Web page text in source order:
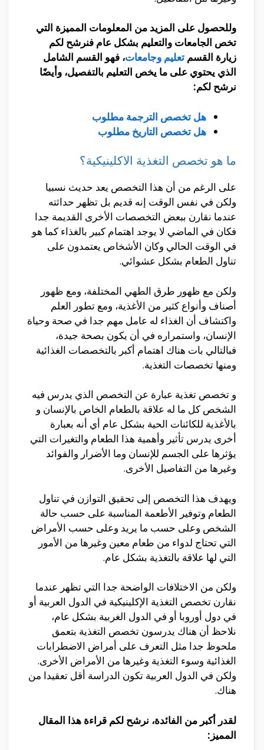
وللحصول على المزيد من المعلومات المميزة التي
تخص الجامعات والتعليم بشكل عام فنرشح لكم
زيارة القسم تعليم وجامعات، فهو القسم الشامل
الذي يحتوي على ما يخص التعليم بالتفصيل، وأيضًا
نرشح لكم:
هل تخصص الترجمة مطلوب
هل تخصص التاريخ مطلوب
ما هو تخصص التغذية الاكلينيكية؟
على الرغم من أن هذا التخصص يعد حديث نسبيا
ولكن في نفس الوقت إنه قديم بل تظهر حداثته
عندما نقارن ببعض التخصصات الأخرى القديمة جدا
فكان في الماضي لا يوجد اهتمام كبير بالغذاء كما هو
في الوقت الحالي وكان الأشخاص يعتمدون على
تناول الطعام بشكل عشوائي.
ولكن مع ظهور طرق الطهي المختلفة، ومع ظهور
أصناف وأنواع كثير من الأغذية، ومع تطور العلم
واكتشاف أن الغذاء له عامل مهم جدا في صحة وحياة
الإنسان، واستمراره في أن يكون بصحة جيدة،
فبالتالي بات هناك اهتمام أكبر بالتخصصات الغذائية
ومنها تخصصات التغذية.
و تخصص تغذية عبارة عن التخصص الذي يدرس فيه
الشخص كل ما له علاقة بالطعام الخاص بالإنسان و
بالأغذية للكائنات الحية بشكل عام أي أنه بعبارة
أخرى يدرس تأثير وأهمية هذا الطعام والتغيرات التي
يؤثرها على الجسم للإنسان وما الأضرار والفوائد
وغيرها من التفاصيل الأخرى.
ويهدف هذا التخصص إلى تحقيق التوازن في تناول
الطعام وتوفير الأطعمة المناسبة على حسب حالة
الشخص وعلى حسب ما يريد وعلى حسب الأمراض
التي تحتاج لدواء من طعام معين وغيرها من الأمور
التي لها علاقة بالتغذية بشكل عام.
ولكن من الاختلافات الواضحة جدا التي تظهر عندما
نقارن تخصص التغذية الإكلينيكية في الدول العربية أو
في دول أوروبا أو في الدول الغربية بشكل عام،
نلاحظ أن هناك يدرسون تخصص التغذية بتعمق
ملحوظ جدا مثل التعرف على أمراض الاضطرابات
الغذائية وسوء التغذية وغيرها من الأمراض الأخرى.
ولكن في الدول العربية تكون الدراسة أقل تعقيدا من
هناك.
لقدر أكبر من الفائدة، نرشح لكم قراءة هذا المقال
المميز: